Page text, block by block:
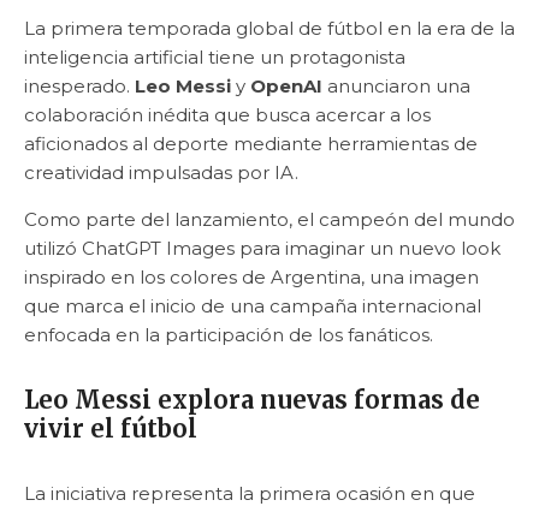
La primera temporada global de fútbol en la era de la
inteligencia artificial tiene un protagonista
inesperado. Leo Messi y OpenAI anunciaron una
colaboración inédita que busca acercar a los
aficionados al deporte mediante herramientas de
creatividad impulsadas por IA.
Como parte del lanzamiento, el campeón del mundo
utilizó ChatGPT Images para imaginar un nuevo look
inspirado en los colores de Argentina, una imagen
que marca el inicio de una campaña internacional
enfocada en la participación de los fanáticos.
Leo Messi explora nuevas formas de
vivir el fútbol
La iniciativa representa la primera ocasión en que